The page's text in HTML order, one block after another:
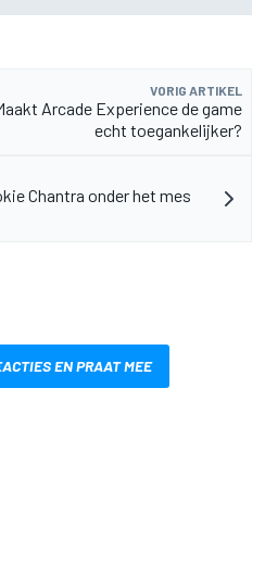
VORIG ARTIKEL
Arcade Experience de game
echt toegankelijker?
Chantra onder het mes
EN PRAAT MEE